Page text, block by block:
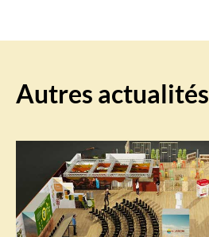
Autres actualités